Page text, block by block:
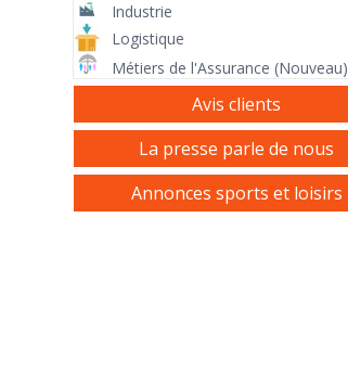
Industrie
Logistique
Métiers de l'Assurance (Nouveau)
Avis clients
La presse parle de nous
Annonces sports et loisirs